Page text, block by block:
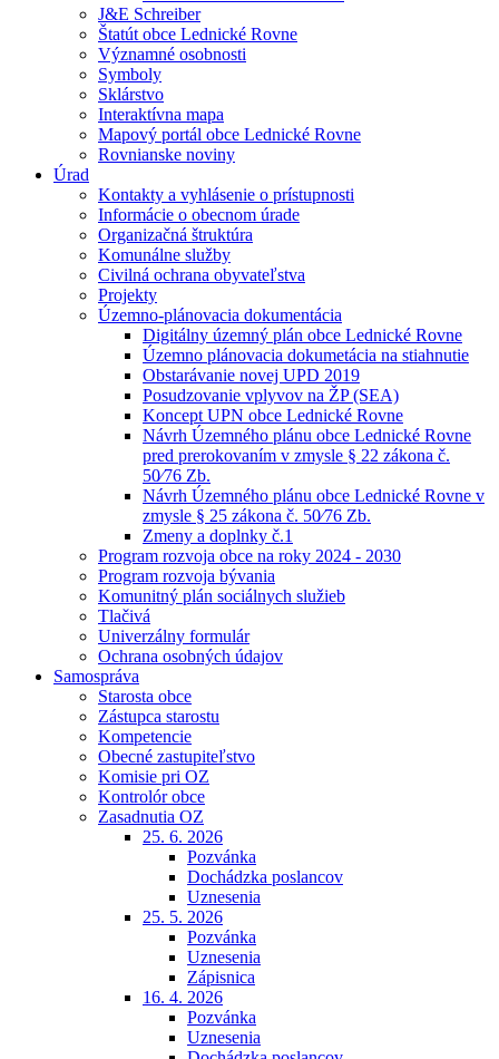
J&E Schreiber
Štatút obce Lednické Rovne
Významné osobnosti
Symboly
Sklárstvo
Interaktívna mapa
Mapový portál obce Lednické Rovne
Rovnianske noviny
Úrad
Kontakty a vyhlásenie o prístupnosti
Informácie o obecnom úrade
Organizačná štruktúra
Komunálne služby
Civilná ochrana obyvateľstva
Projekty
Územno-plánovacia dokumentácia
Digitálny územný plán obce Lednické Rovne
Územno plánovacia dokumetácia na stiahnutie
Obstarávanie novej UPD 2019
Posudzovanie vplyvov na ŽP (SEA)
Koncept UPN obce Lednické Rovne
Návrh Územného plánu obce Lednické Rovne
pred prerokovaním v zmysle § 22 zákona č.
50⁄76 Zb.
Návrh Územného plánu obce Lednické Rovne v
zmysle § 25 zákona č. 50⁄76 Zb.
Zmeny a doplnky č.1
Program rozvoja obce na roky 2024 - 2030
Program rozvoja bývania
Komunitný plán sociálnych služieb
Tlačivá
Univerzálny formulár
Ochrana osobných údajov
Samospráva
Starosta obce
Zástupca starostu
Kompetencie
Obecné zastupiteľstvo
Komisie pri OZ
Kontrolór obce
Zasadnutia OZ
25. 6. 2026
Pozvánka
Dochádzka poslancov
Uznesenia
25. 5. 2026
Pozvánka
Uznesenia
Zápisnica
16. 4. 2026
Pozvánka
Uznesenia